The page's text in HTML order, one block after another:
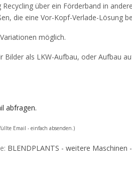
Recycling über ein Förderband in
die eine Vor-Kopf-Verlade-Lösung
möglich.
Bilder als LKW-Aufbau, oder Aufbau
abfragen.
Email - einfach absenden.)
BLENDPLANTS - weitere Maschinen